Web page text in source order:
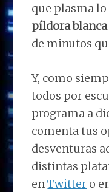
que plasma lo
píldora blanca
de minutos
Y, como
todos por
programa a
comenta tus
desventuras
distintas
enTwitter o